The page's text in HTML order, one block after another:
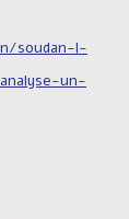
soudan-l-
un-